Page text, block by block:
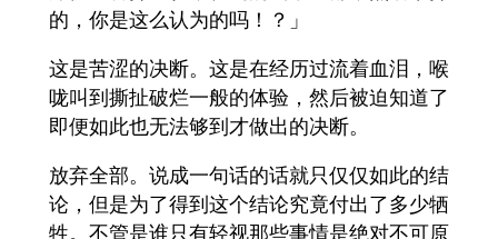
的，你是这么认为的吗！？」
这是苦涩的决断。这是在经历过流着血泪，喉
咙叫到撕扯破烂一般的体验，然后被迫知道了
即便如此也无法够到才做出的决断。
放弃全部。说成一句话的话就只仅仅如此的结
论，但是为了得到这个结论究竟付出了多少牺
牲。不管是谁只有轻视那些事情是绝对不可原